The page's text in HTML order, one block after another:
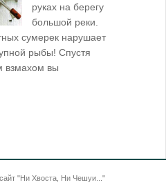
руках на берегу
большой реки.
сумерек нарушает
рыбы! Спустя
взмахом вы
"Ни Хвоста, Ни Чешуи..."